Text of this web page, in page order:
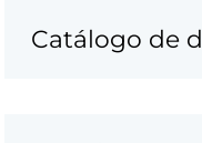
Catálogo de